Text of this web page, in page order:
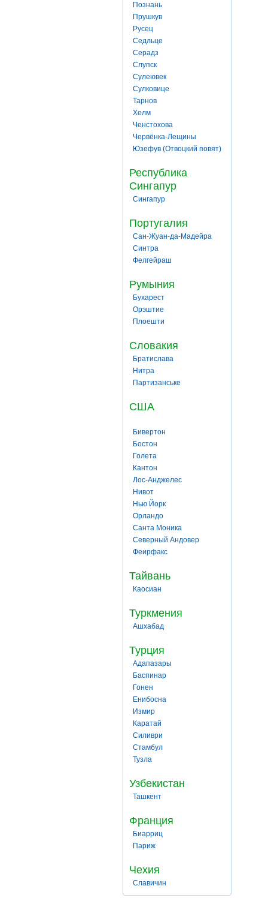
Познань
Прушкув
Русец
Седльце
Серадз
Слупск
Сулеювек
Сулковице
Тарнов
Хелм
Ченстохова
Червёнка-Лещины
Юзефув (Отвоцкий повят)
Республика
Сингапур
Сингапур
Португалия
Сан-Жуан-да-Мадейра
Синтра
Фелгейраш
Румыния
Бухарест
Орэштие
Плоешти
Словакия
Братислава
Нитра
Партизанське
США
Бивертон
Бостон
Голета
Кантон
Лос-Анджелес
Нивот
Нью Йорк
Орландо
Санта Моника
Северный Андовер
Феирфакс
Тайвань
Каосиан
Туркмения
Ашхабад
Турция
Адапазары
Баспинар
Гонен
Енибосна
Измир
Каратай
Силиври
Стамбул
Тузла
Узбекистан
Ташкент
Франция
Биарриц
Париж
Чехия
Славичин